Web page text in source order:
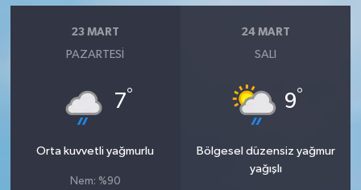
23 MART
PAZARTESI
7°
Orta kuvvetli yağmurlu
Nem: %90
24 MART
SALI
9°
Bölgesel düzensiz yağmur
yağışlı